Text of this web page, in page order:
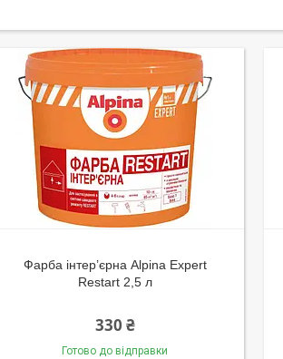
Фарба інтер’єрна Alpina Expert
Restart 2,5 л
330 ₴
Готово до відправки